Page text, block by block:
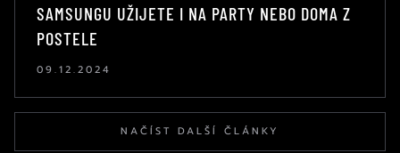
SAMSUNGU UŽIJETE I NA PARTY NEBO DOMA Z
POSTELE
09.12.2024
NAČÍST DALŠÍ ČLÁNKY